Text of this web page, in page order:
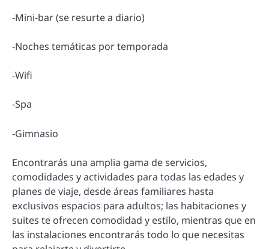
-Mini-bar (se resurte a diario)
-Noches temáticas por temporada
-Wifi
-Spa
-Gimnasio
Encontrarás una amplia gama de servicios,
comodidades y actividades para todas las edades y
planes de viaje, desde áreas familiares hasta
exclusivos espacios para adultos; las habitaciones y
suites te ofrecen comodidad y estilo, mientras que en
las instalaciones encontrarás todo lo que necesitas